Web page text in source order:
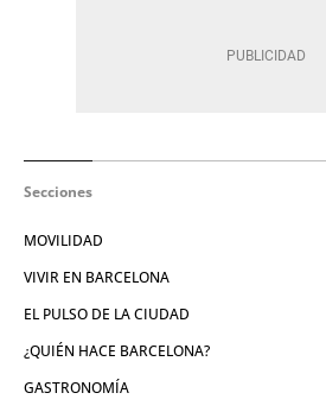
Secciones
MOVILIDAD
VIVIR EN BARCELONA
EL PULSO DE LA CIUDAD
¿QUIÉN HACE BARCELONA?
GASTRONOMÍA